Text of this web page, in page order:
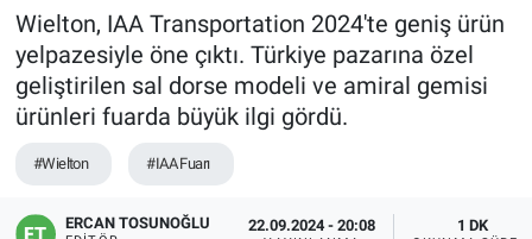
Wielton, IAA Transportation 2024'te geniş ürün
yelpazesiyle öne çıktı. Türkiye pazarına özel
geliştirilen sal dorse modeli ve amiral gemisi
ürünleri fuarda büyük ilgi gördü.
#Wielton #IAA Fuarı
ERCAN TOSUNOĞLU 22.09.2024 - 20:08 1 DK